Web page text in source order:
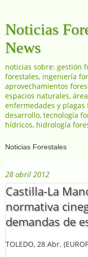
Noticias
News
noticias sobre: gestión
forestales, ingeniería
aprovechamientos
espacios naturales,
enfermedades y plagas
desarrollo, tecnología
hídricos, hidrología
28 abril 2012
Castilla-La
normativa
demandas de
TOLEDO, 28 Abr.